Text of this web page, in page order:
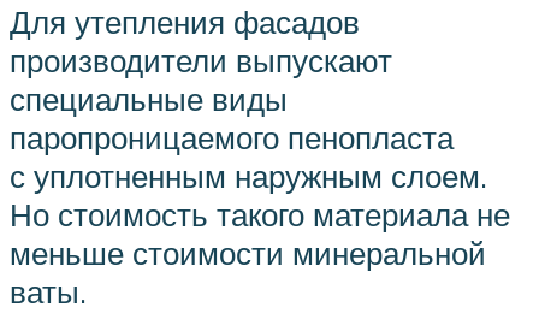
Для утепления фасадов
производители выпускают
специальные виды
паропроницаемого пенопласта
с уплотненным наружным слоем.
Но стоимость такого материала не
меньше стоимости минеральной
ваты.